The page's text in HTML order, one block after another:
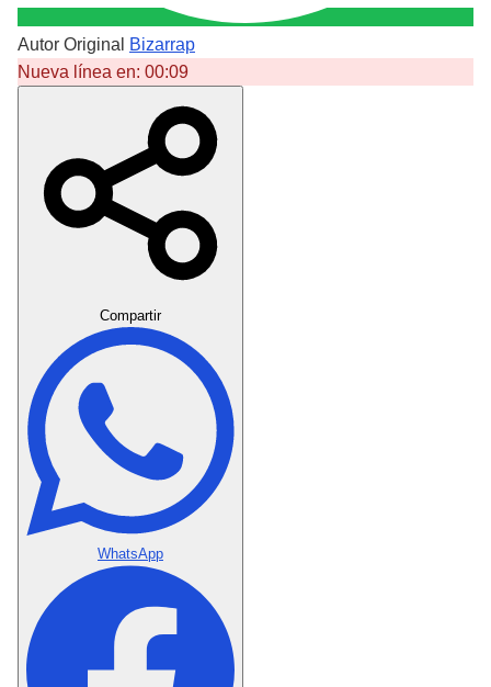
Autor Original
Bizarrap
Nueva línea en: 00:09
Compartir
WhatsApp